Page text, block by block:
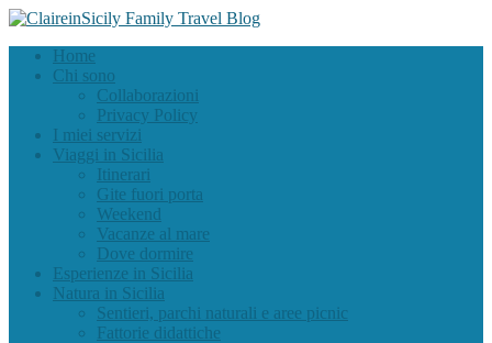
Home
Chi sono
Collaborazioni
Privacy Policy
I miei servizi
Viaggi in Sicilia
Itinerari
Gite fuori porta
Weekend
Vacanze al mare
Dove dormire
Esperienze in Sicilia
Natura in Sicilia
Sentieri, parchi naturali e aree picnic
Fattorie didattiche